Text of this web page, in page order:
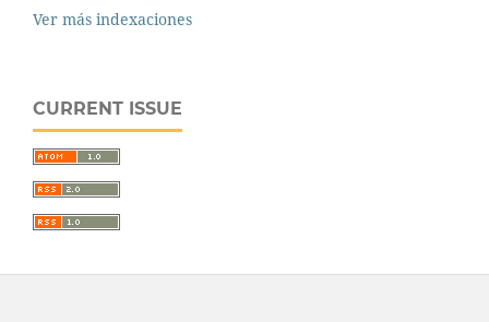
Ver más indexaciones
CURRENT ISSUE